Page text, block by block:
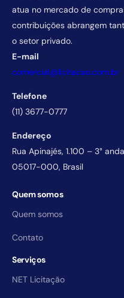
atua no mercado de
contribuições abrangem
o setor privado.
E-mail
comercial@licitacao.com.br
Telefone
(11) 3677-0777
Endereço
Rua Apinajés, 1.100 – 3°
05017-000, Brasil
Quem somos
Quem somos
Contato
Serviços
NET Licitação